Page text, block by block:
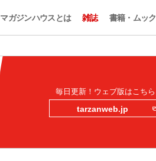
マガジンハウスとは 雑誌 書籍・ムック
毎日更新！ウェブ版はこちら
tarzanweb.jp